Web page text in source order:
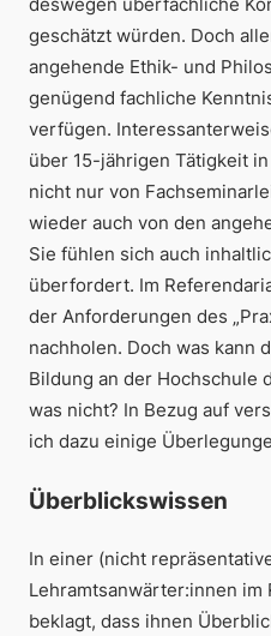
deswegen überfachliche
geschätzt würden. Doch
angehende Ethik- und
genügend fachliche
verfügen.
über 15-jährigen Tätigkeit
nicht nur von
wieder auch von den
Sie fühlen sich auch
überfordert. Im
der Anforderungen des
nachholen. Doch was kann
Bildung an der Hochschule
was nicht? In Bezug auf
ich dazu einige
Überblickswissen
In einer (nicht
Lehramtsanwärter:innen
beklagt, dass ihnen